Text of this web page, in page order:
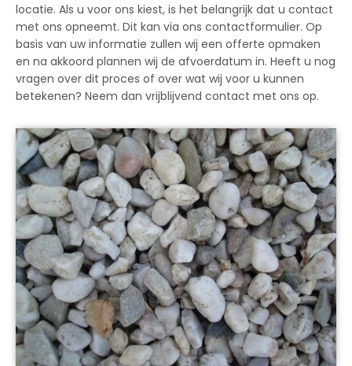
locatie. Als u voor ons kiest, is het belangrijk dat u contact
met ons opneemt. Dit kan via ons contactformulier. Op
basis van uw informatie zullen wij een offerte opmaken
en na akkoord plannen wij de afvoerdatum in. Heeft u nog
vragen over dit proces of over wat wij voor u kunnen
betekenen? Neem dan vrijblijvend contact met ons op.